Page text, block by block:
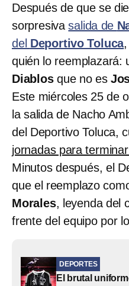
Después de que se
sorpresivasalida de
del Deportivo Toluca
quién lo reemplazará:
Diablosque no es
Este miércoles 25 de
la salida de Nacho
del Deportivo Toluca,
jornadas para
Minutos después, el
que el reemplazo
Morales, leyenda del
frente del equipo por
DEPORTES
El brutal